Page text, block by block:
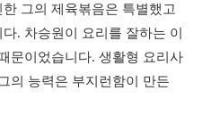
그의 제육볶음은 특별했고
. 차승원이 요리를 잘하는 이
문이었습니다. 생활형 요리사
의 능력은 부지런함이 만든